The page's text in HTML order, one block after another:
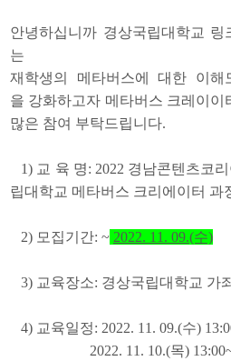
안녕하십니까 경상국립대학교 링
는
재학생의 메타버스에 대한 이
을 강화하고자 메타버스 크레이이
많은 참여 부탁드립니다.
1) 교 육 명: 2022 경남콘텐츠코
립대학교 메타버스 크리에이터 과
2) 모집기간: ~ 2022. 11. 09.(수)
3) 교육장소: 경상국립대학교 가
4) 교육일정: 2022. 11. 09.(수)
2022. 11. 10.(목)